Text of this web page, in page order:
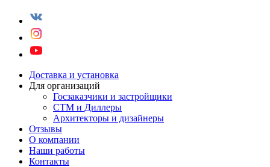
Доставка и установка
Для организаций
Госзаказчики и застройщики
СТМ и Диллеры
Архитекторы и дизайнеры
Отзывы
О компании
Наши работы
Контакты